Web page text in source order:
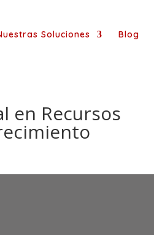
Soluciones Blog
en Recursos